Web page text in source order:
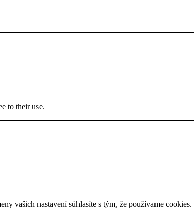
to their use.
vašich nastavení súhlasíte s tým, že používame cookies.